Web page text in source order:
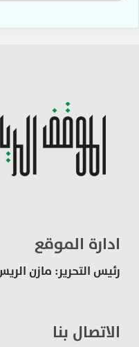
ادارة الموقع
رئيس التحرير: مازن الريس
الاتصال بنا